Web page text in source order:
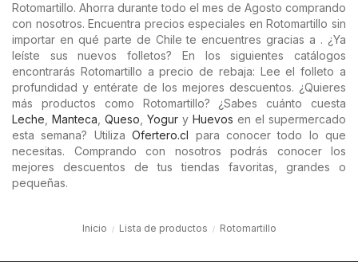
Rotomartillo. Ahorra durante todo el mes de Agosto comprando
con nosotros. Encuentra precios especiales en Rotomartillo sin
importar en qué parte de Chile te encuentres gracias a . ¿Ya
leíste sus nuevos folletos? En los siguientes catálogos
encontrarás Rotomartillo a precio de rebaja: Lee el folleto a
profundidad y entérate de los mejores descuentos. ¿Quieres
más productos como Rotomartillo? ¿Sabes cuánto cuesta
Leche Manteca Queso Yogur y Huevos en el supermercado
esta semana? UtilizaOfertero.cl para conocer todo lo que
necesitas. Comprando con nosotros podrás conocer los
mejores descuentos de tus tiendas favoritas, grandes o
pequeñas.
Inicio Lista de productos Rotomartillo